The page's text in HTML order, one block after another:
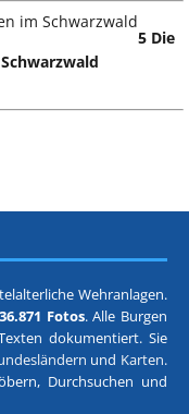
5 Die
Wehranlagen.
Fotos. Alle Burgen
dokumentiert. Sie
und Karten.
Durchsuchen und